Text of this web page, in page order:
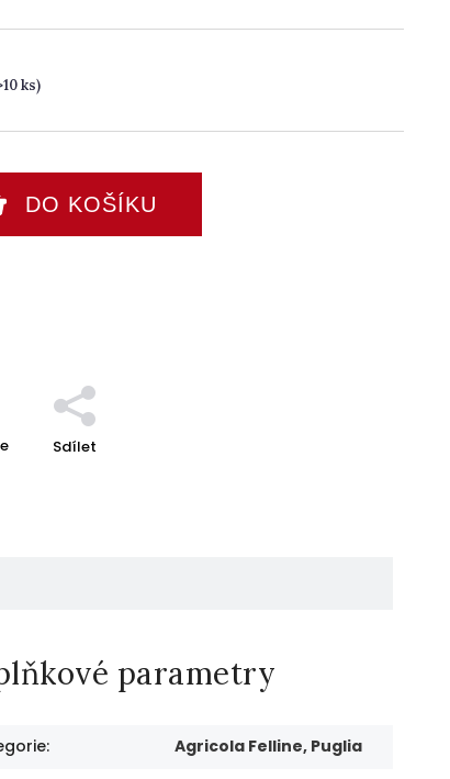
ks)
DO KOŠÍKU
Sdílet
parametry
: Agricola Felline, Puglia